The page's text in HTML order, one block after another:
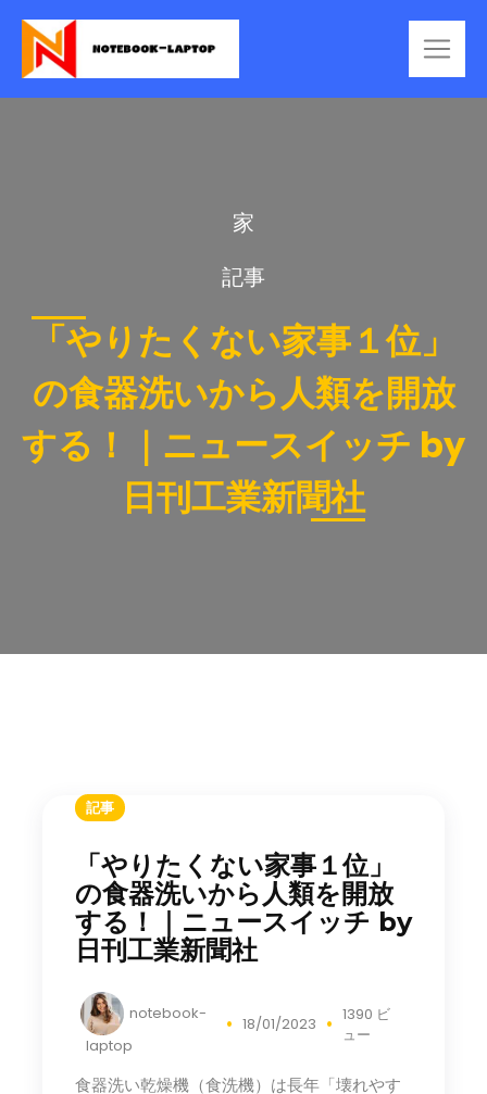
家
記事
「やりたくない家事１位」
の食器洗いから人類を開放
する！｜ニュースイッチ by
日刊工業新聞社
記事
「やりたくない家事１位」
の食器洗いから人類を開放
する！｜ニュースイッチ by
日刊工業新聞社
notebook-
laptop
18/01/2023
1390 ビ
ュー
食器洗い乾燥機（食洗機）は長年「壊れやす